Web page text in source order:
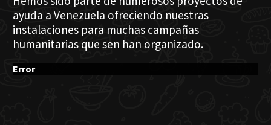
ayuda a Venezuela ofreciendo nuestras
instalaciones para muchas campañas
humanitarias que sen han organizado.
Error